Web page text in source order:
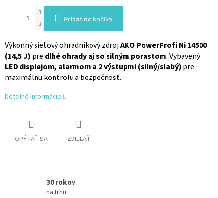
Pridať do košíka
Výkonný sieťový ohradníkový zdrojAKO PowerProfi Ni 14500
(14,5 J) pre dlhé ohrady aj so silným porastom. Vybavený
LED displejom, alarmom a 2 výstupmi (silný/slabý) pre
maximálnu kontrolu a bezpečnosť.
Detailné informácie
OPÝTAŤ SA ZDIEĽAŤ
30 rokov
na trhu